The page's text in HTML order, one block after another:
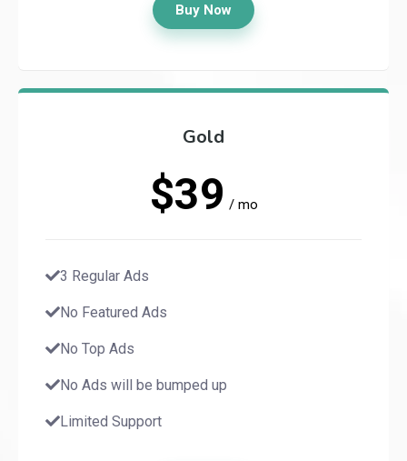
Buy Now
Gold
$39 / mo
3 Regular Ads
No Featured Ads
No Top Ads
No Ads will be bumped up
Limited Support